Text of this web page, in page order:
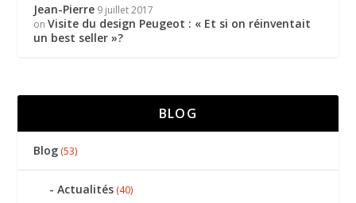
Jean-Pierre 9 juillet 2017
onVisite du design Peugeot : « Et si on réinventait
un best seller »?
BLOG
Blog (53)
Actualités (40)